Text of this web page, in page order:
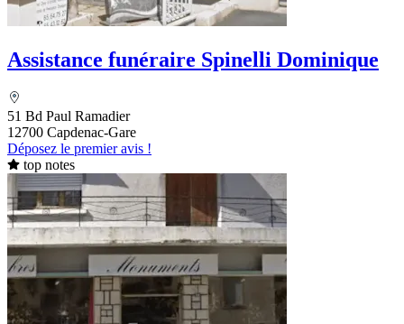
Assistance funéraire Spinelli Dominique
51 Bd Paul Ramadier
12700 Capdenac-Gare
Déposez le premier avis !
top notes